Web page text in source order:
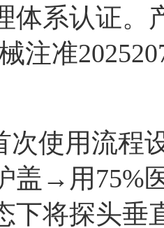
体系认证。
注准
次使用流程
盖→用75%
下将探头